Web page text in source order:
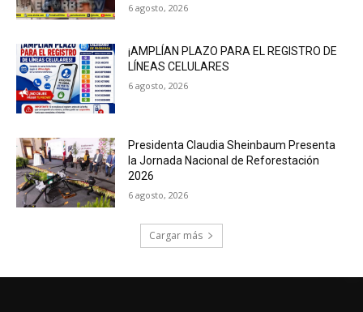
6 agosto, 2026
¡AMPLÍAN PLAZO PARA EL REGISTRO DE
LÍNEAS CELULARES
6 agosto, 2026
Presidenta Claudia Sheinbaum Presenta
la Jornada Nacional de Reforestación
2026
6 agosto, 2026
Cargar más